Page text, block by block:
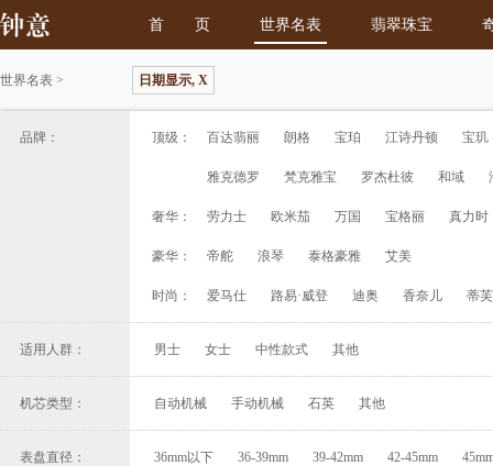
首 页 世界名表 翡翠珠宝
世界名表 > 日期显示, X
品牌： 顶级： 百达翡丽 朗格 宝珀 江诗丹顿 宝玑
雅克德罗 梵克雅宝 罗杰杜彼 和域
奢华： 劳力士 欧米茄 万国 宝格丽 真力时
豪华： 帝舵 浪琴 泰格豪雅 艾美
时尚： 爱马仕 路易·威登 迪奥 香奈儿 蒂
适用人群： 男士 女士 中性款式 其他
机芯类型： 自动机械 手动机械 石英 其他
表盘直径： 36mm以下 36-39mm 39-42mm 42-45mm